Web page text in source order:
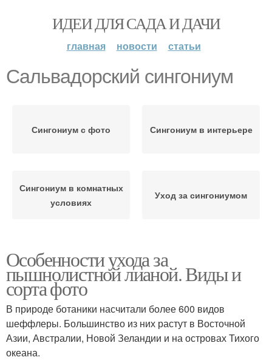
ИДЕИ ДЛЯ САДА И ДАЧИ
главная новости статьи
Сальвадорский сингониум
Сингониум с фото Сингониум в интерьере
Сингониум в комнатных
условиях
Уход за сингониумом
Особенности ухода за
пышнолистной лианой. Виды и
сорта фото
В природе ботаники насчитали более 600 видов
шеффлеры. Большинство из них растут в Восточной
Азии, Австралии, Новой Зеландии и на островах Тихого
океана.